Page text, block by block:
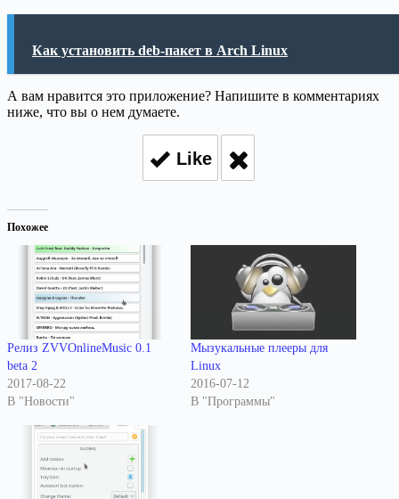
Как установить deb-пакет в Arch Linux
А вам нравится это приложение? Напишите в комментариях
ниже, что вы о нем думаете.
Like
Похожее
Релиз ZVVOnlineMusic 0.1
beta 2
2017-08-22
В "Новости"
Мызукальные плееры для
Linux
2016-07-12
В "Программы"